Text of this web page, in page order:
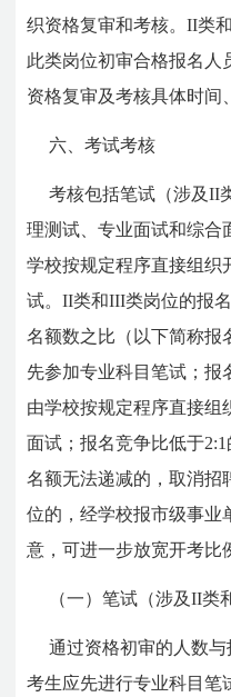
织资格复审和考核。II类
此类岗位初审合格报名人
资格复审及考核具体时间
六、考试考核
考核包括笔试（涉及II
理测试、专业面试和综合
学校按规定程序直接组织
试。II类和III类岗位的报
名额数之比（以下简称报
先参加专业科目笔试；报
由学校按规定程序直接组
面试；报名竞争比低于
名额无法递减的，取消招
位的，经学校报市级事业
意，可进一步放宽开考比
（一）笔试（涉及II类
通过资格初审的人数与
考生应先进行专业科目笔